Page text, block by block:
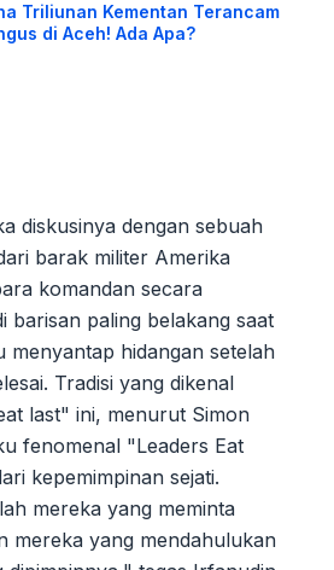
Triliunan Kementan Terancam
di Aceh! Ada Apa?
diskusinya dengan sebuah
barak militer Amerika
komandan secara
barisan paling belakang saat
menyantap hidangan setelah
Tradisi yang dikenal
last" ini, menurut Simon
fenomenal "Leaders Eat
kepemimpinan sejati.
mereka yang meminta
mereka yang mendahulukan